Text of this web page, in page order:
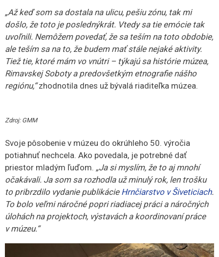
„Až keď som sa dostala na ulicu, pešiu zónu, tak mi
došlo, že toto je poslednýkrát. Vtedy sa tie emócie tak
uvoľnili. Nemôžem povedať, že sa teším na toto obdobie,
ale teším sa na to, že budem mať stále nejaké aktivity.
Tiež tie, ktoré mám vo vnútri – týkajú sa histórie múzea,
Rimavskej Soboty a predovšetkým etnografie nášho
regiónu,“zhodnotila dnes už bývalá riaditeľka múzea.
Zdroj: GMM
Svoje pôsobenie v múzeu do okrúhleho 50. výročia
potiahnuť nechcela. Ako povedala, je potrebné dať
priestor mladým ľuďom. „Ja si myslím, že to aj mnohí
očakávali. Ja som sa rozhodla už minulý rok, len trošku
to pribrzdilo vydanie publikácieHrnčiarstvo v Šiveticiach.
To bolo veľmi náročné popri riadiacej práci a náročných
úlohách na projektoch, výstavách a koordinovaní práce
v múzeu.“